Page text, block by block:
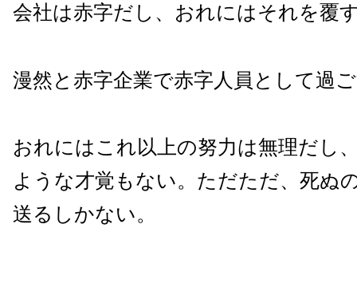
会社は赤字だし、おれにはそれを覆
漫然と赤字企業で赤字人員として過
おれにはこれ以上の努力は無理だし
ような才覚もない。ただただ、死ぬ
送るしかない。